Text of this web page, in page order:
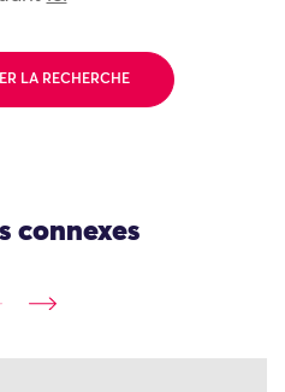
LA RECHERCHE
connexes